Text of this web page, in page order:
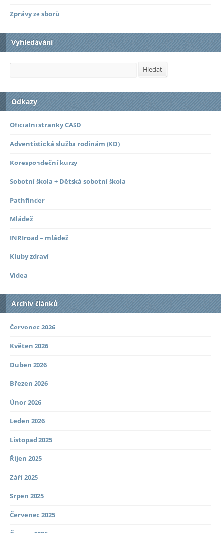
Zprávy ze sborů
Vyhledávání
Hledat
Odkazy
Oficiální stránky CASD
Adventistická služba rodinám (KD)
Korespondeční kurzy
Sobotní škola + Dětská sobotní škola
Pathfinder
Mládež
INRIroad – mládež
Kluby zdraví
Videa
Archiv článků
Červenec 2026
Květen 2026
Duben 2026
Březen 2026
Únor 2026
Leden 2026
Listopad 2025
Říjen 2025
Září 2025
Srpen 2025
Červenec 2025